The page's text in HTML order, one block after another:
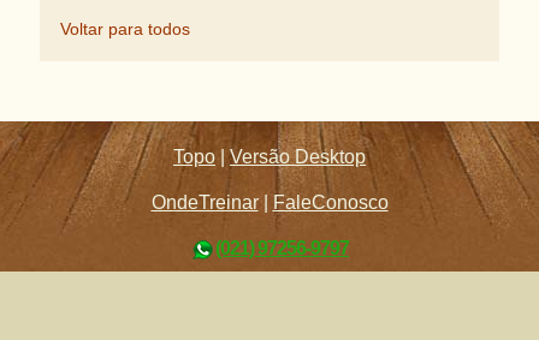
Voltar para todos
Topo |Versão Desktop
OndeTreinar| FaleConosco
(021) 97256-9797